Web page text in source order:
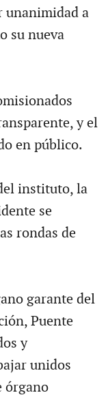
a
su nueva
y el
en público.
instituto, la
se
rondas de
garante del
Puente
y
unidos
órgano